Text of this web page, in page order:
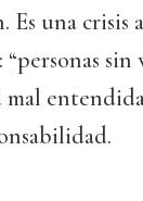
Es una